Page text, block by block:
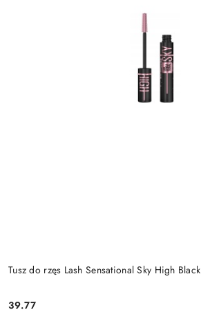
Tusz do rzęs Lash Sensational Sky High Black
39.77